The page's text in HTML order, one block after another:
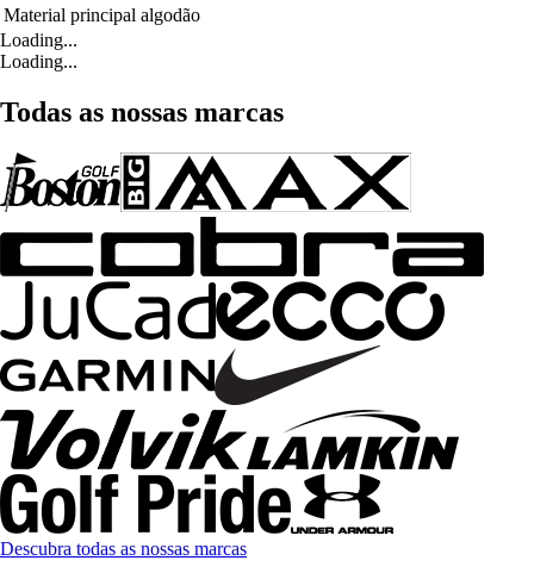
Material principal algodão
Loading...
Loading...
Todas as nossas marcas
Descubra todas as nossas marcas